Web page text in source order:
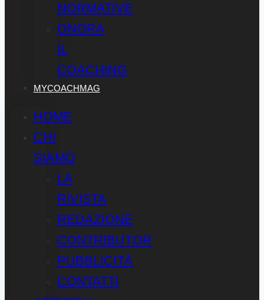
NORMATIVE
ONORA
IL
COACHING
MYCOACHMAG
HOME
CHI
SIAMO
LA
RIVISTA
REDAZIONE
CONTRIBUTOR
PUBBLICITÀ
CONTATTI